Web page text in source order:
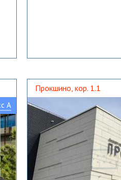
A
Прокшино, кор. 1.1